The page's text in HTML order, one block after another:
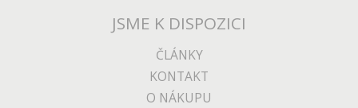
JSME K DISPOZICI
ČLÁNKY
KONTAKT
O NÁKUPU